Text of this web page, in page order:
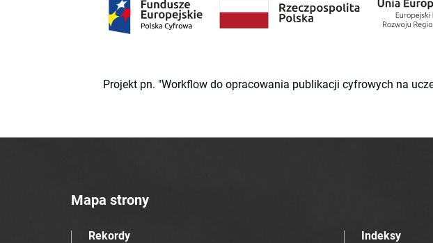
Projekt pn. "Workflow do opracowania publikacji cyfrowych na
Mapa strony
Rekordy
Indeksy